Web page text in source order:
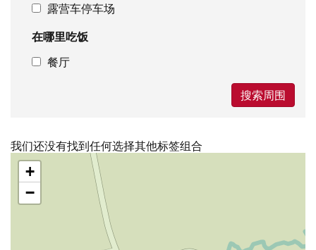
露营车停车场
在哪里吃饭
餐厅
搜索周围
我们还没有找到任何选择其他标签组合
跳
地
图
+
−